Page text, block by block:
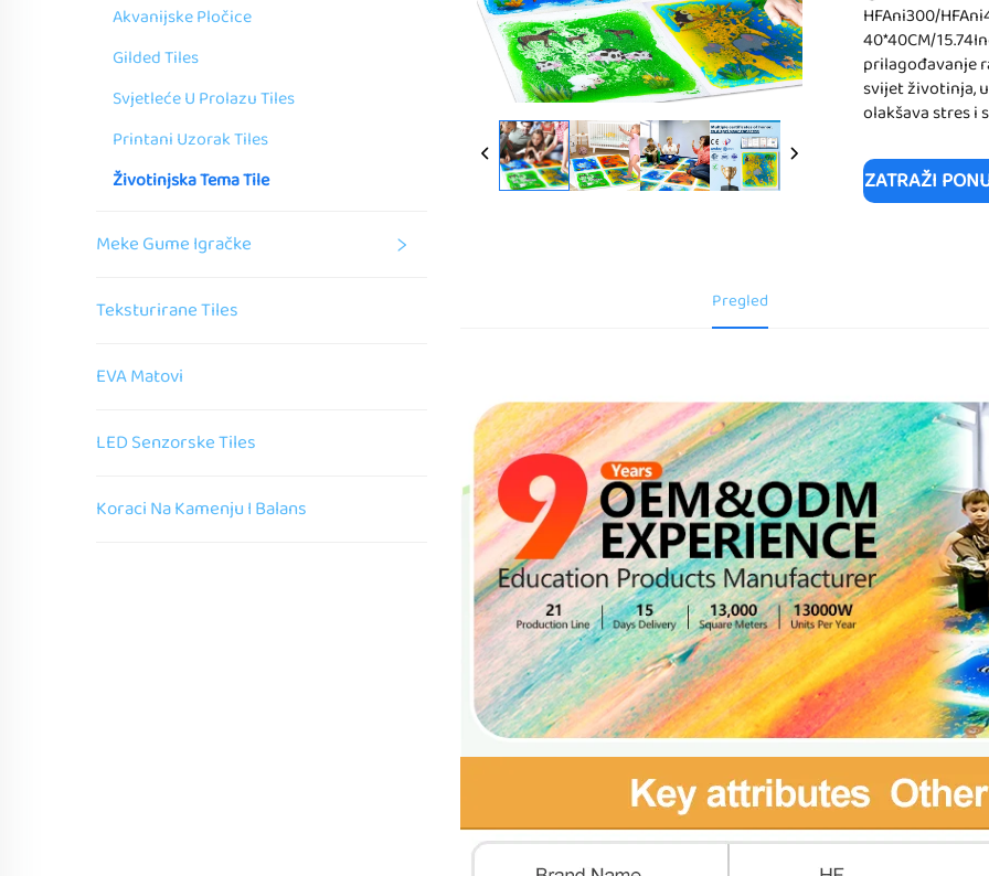
Akvanijske Pločice
Gilded Tiles
Svjetleće U Prolazu Tiles
Printani Uzorak Tiles
Životinjska Tema Tile
Meke Gume Igračke
Teksturirane Tiles
EVA Matovi
LED Senzorske Tiles
Koraci Na Kamenju I Balans
HFAni300/
40*40CM/
prilagođavanje
svijet životinja,
olakšava stres i
ZATRAŽI
Pregled